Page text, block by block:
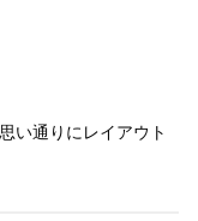
い通りにレイアウト